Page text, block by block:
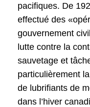
pacifiques. De
effectué des
gouvernement
lutte contre la
sauvetage et
particulièrement
de lubrifiants de
dans l’hiver